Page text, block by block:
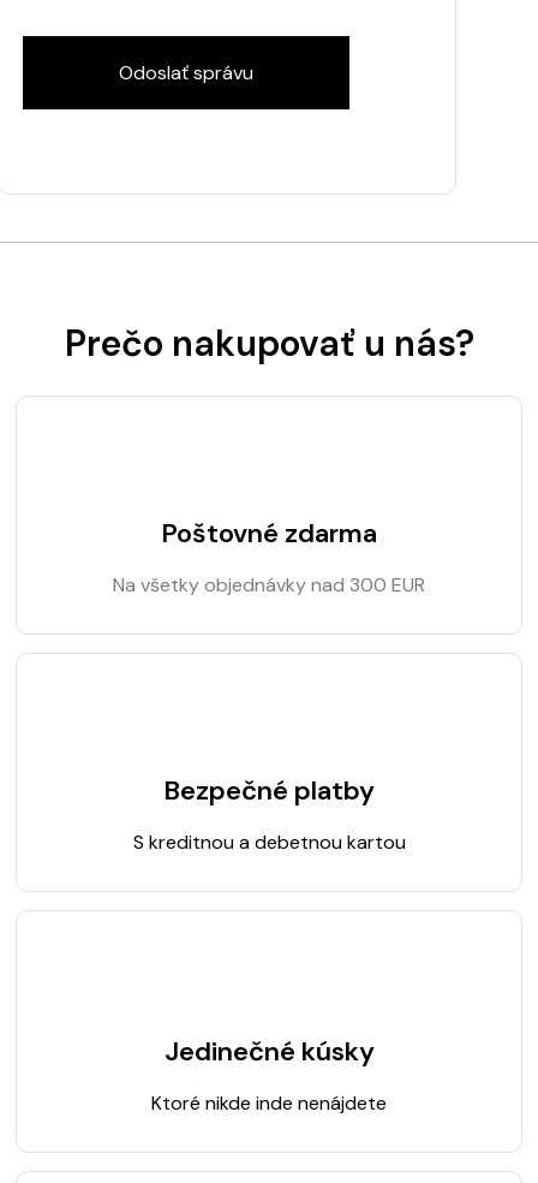
Odoslať správu
Prečo nakupovať u nás?
Poštovné zdarma
Na všetky objednávky nad 300 EUR
Bezpečné platby
S kreditnou a debetnou kartou
Jedinečné kúsky
Ktoré nikde inde nenájdete